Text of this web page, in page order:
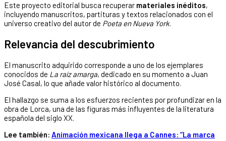
Este proyecto editorial busca recuperar materiales inéditos,
incluyendo manuscritos, partituras y textos relacionados con el
universo creativo del autor de Poeta en Nueva York.
Relevancia del descubrimiento
El manuscrito adquirido corresponde a uno de los ejemplares
conocidos de La raíz amarga, dedicado en su momento a Juan
José Casal, lo que añade valor histórico al documento.
El hallazgo se suma a los esfuerzos recientes por profundizar en la
obra de Lorca, una de las figuras más influyentes de la literatura
española del siglo XX.
Lee también: Animación mexicana llega a Cannes: “La marca